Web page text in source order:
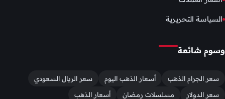
السياسة التحريرية
وسوم شائعة
سعر الجرام الذهب أسعار الذهب اليوم
سعر الريال السعودي
سعر الدولار
مسلسلات رمضان
أسعار الذهب